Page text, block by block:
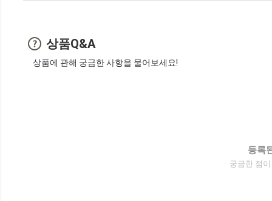
상품Q&A
상품에 관해 궁금한 사항을 물어보세요!
등록
궁금한 점